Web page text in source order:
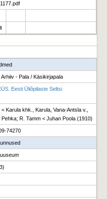
- Pala / Käsikirjapala
Eesti Üliõpilaste Seltsi
< Karula khk., Karula, Vana-Antsla v.,
R. Tamm < Juhan Poola (1910)
74270